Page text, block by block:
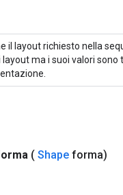
il layout richiesto nella
ma i suoi valori sono
( Shape forma)